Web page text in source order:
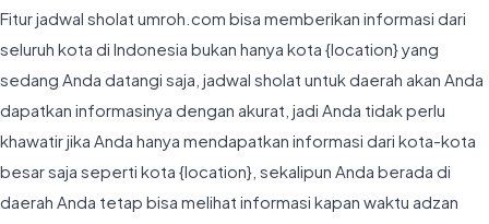
Fitur jadwal sholat umroh.com bisa memberikan informasi dari
seluruh kota di Indonesia bukan hanya kota {location} yang
sedang Anda datangi saja, jadwal sholat untuk daerah akan Anda
dapatkan informasinya dengan akurat, jadi Anda tidak perlu
khawatir jika Anda hanya mendapatkan informasi dari kota-kota
besar saja seperti kota {location}, sekalipun Anda berada di
daerah Anda tetap bisa melihat informasi kapan waktu adzan